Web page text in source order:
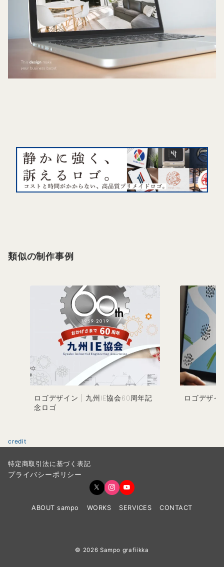
類似の制作事例
ロゴデザイン | 九州IE協会60周年記
念ロゴ
ロゴデザイ
credit
特定商取引法に基づく表記
プライバシーポリシー
ABOUT sampo WORKS SERVICES CONTACT
© 2026 Sampo grafiikka